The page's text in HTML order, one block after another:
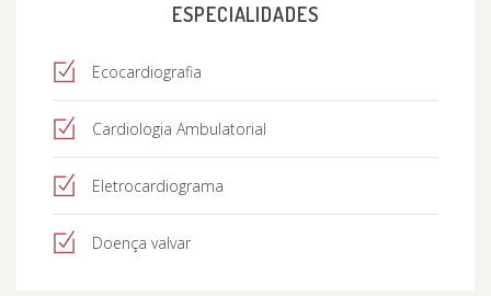
ESPECIALIDADES
Ecocardiografia
Cardiologia Ambulatorial
Eletrocardiograma
Doença valvar